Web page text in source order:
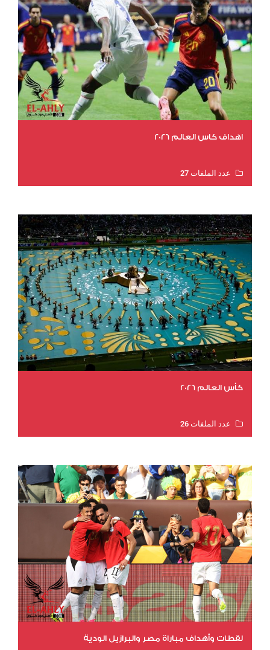
اهداف كاس العالم 2026
عدد الملفات 27
كأس العالم 2026
عدد الملفات 26
لقطات وأهداف مباراة مصر والبرازيل الودية